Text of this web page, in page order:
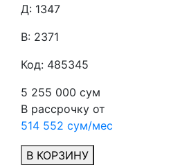
Д: 1347
В: 2371
Код: 485345
5 255 000 сум
В рассрочку от
514 552 сум/мес
В КОРЗИНУ